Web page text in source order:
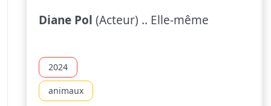
Diane Pol (Acteur) .. Elle-même
2024
animaux